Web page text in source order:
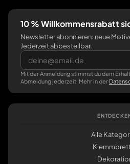
10 % Willkommensrabatt
Newsletter abonnieren: neue
Jederzeit abbestellbar.
Mit der Anmeldung stimmst du dem
Abmeldung jederzeit. Mehr in der
Alle